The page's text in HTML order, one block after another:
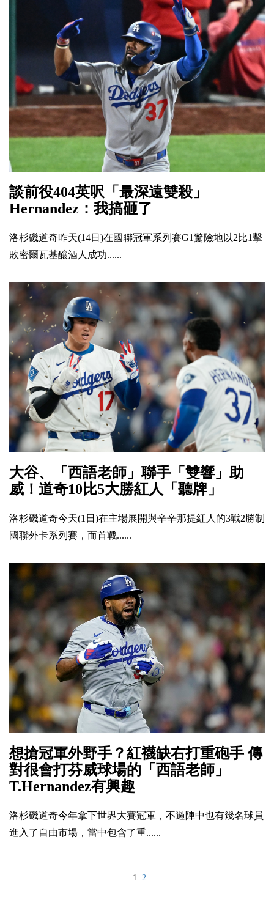
談前役404英呎「最深遠雙殺」
Hernandez：我搞砸了
洛杉磯道奇昨天(14日)在國聯冠軍系列賽G1驚險地以2比1擊
敗密爾瓦基釀酒人成功......
大谷、「西語老師」聯手「雙響」助
威！道奇10比5大勝紅人「聽牌」
洛杉磯道奇今天(1日)在主場展開與辛辛那提紅人的3戰2勝制
國聯外卡系列賽，而首戰......
想搶冠軍外野手？紅襪缺右打重砲手 傳
對很會打芬威球場的「西語老師」
T.Hernandez有興趣
洛杉磯道奇今年拿下世界大賽冠軍，不過陣中也有幾名球員
進入了自由市場，當中包含了重......
1 2